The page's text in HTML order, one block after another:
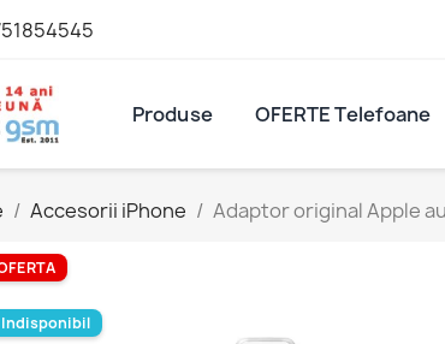
Produse OFERTE Telefoane
Accesorii iPhone Adaptor original Apple